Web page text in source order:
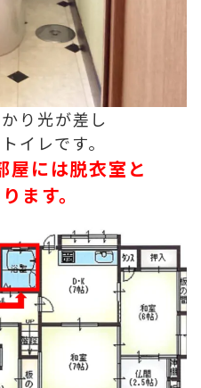
り光が差し
イレです。
屋には脱衣室と
ます。